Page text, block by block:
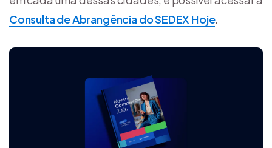
Consulta de Abrangência do SEDEX Hoje.